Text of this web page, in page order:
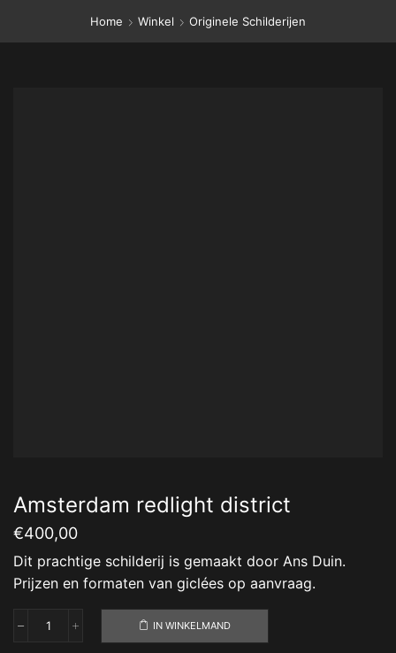
Home Winkel Originele Schilderijen
Amsterdam redlight district
€400,00
Dit prachtige schilderij is gemaakt door Ans Duin.
Prijzen en formaten van giclées op aanvraag.
Amsterdam
IN WINKELMAND